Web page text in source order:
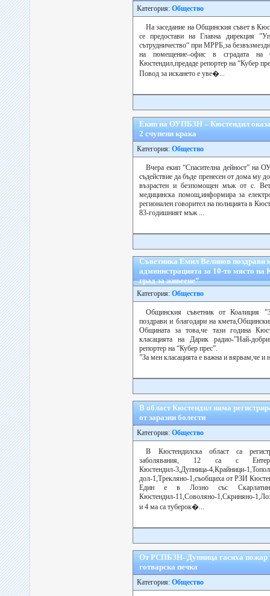
Категория: Общество
На заседание на Общинския съвет в
се предостави на Главна дирекция
сътрудничество“ при МРРБ,за
на помещение–офис в сградата
Кюстендил,предаде репортер на “Кубер
Повод за искането е уве�...
Екип на ОУПБЗН – Кюстендил
2 счупени крака
Категория: Общество
Вчера екип “Спасителна дейност” на
съдействие да бъде пренесен от дома му
възрастен и безпомощен мъж от с.
медицинска помощ,информира за
регионален говорител на полицията в
83-годишният мъж ...
Съветника Емил Велинов поздрави
администрацията за 10-то място
град за живеене”
Категория: Общество
Общинския съветник от Коалиция
поздрави и благодари на
Общината за това,че тази година
класацията на Дарик радио-”Най-
репортер на “Кубер прес”.
”За мен класацията е важна и вярвам,че и
В област Кюстендил няма
от заразни болести
Категория: Общество
В Кюстендилска област са
заболявания, 12 са с
Кюстендил-3,Дупница-4,Крайници-
дол-1,Трекляно-1,съобщиха от РЗИ
Един е в Лозно със
Кюстендил-11,Соволяно-1,Скриняно-
и 4 ма са туберок�...
От РСПБЗН–Дупница гасиха пожар
готварска печка
Категория: Общество